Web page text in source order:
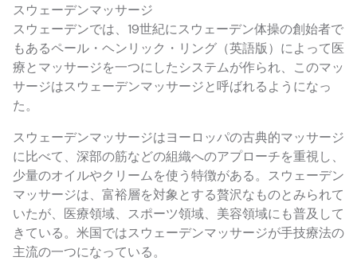
スウェーデンマッサージ
スウェーデンでは、19世紀にスウェーデン体操の創始者で
もあるペール・ヘンリック・リング（英語版）によって医
療とマッサージを一つにしたシステムが作られ、このマッ
サージはスウェーデンマッサージと呼ばれるようになっ
た。
スウェーデンマッサージはヨーロッパの古典的マッサージ
に比べて、深部の筋などの組織へのアプローチを重視し、
少量のオイルやクリームを使う特徴がある。スウェーデン
マッサージは、富裕層を対象とする贅沢なものとみられて
いたが、医療領域、スポーツ領域、美容領域にも普及して
きている。米国ではスウェーデンマッサージが手技療法の
主流の一つになっている。